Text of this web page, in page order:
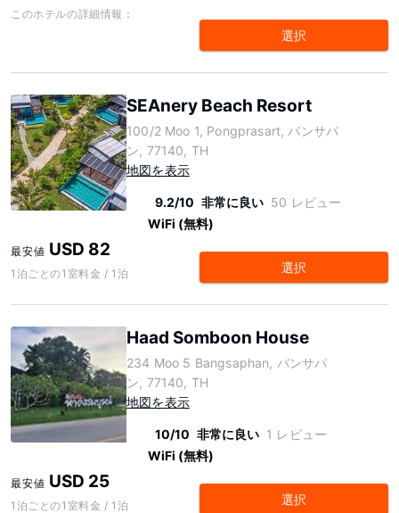
このホテルの詳細情報：
選択
SEAnery Beach Resort
100/2 Moo 1, Pongprasart, バンサパ
ン, 77140, TH
地図を表示
9.2/10 非常に良い 50 レビュー
WiFi (無料)
最安値 USD 82
1泊ごとの1室料金 / 1泊 選択
Haad Somboon House
234 Moo 5 Bangsaphan, バンサパ
ン, 77140, TH
地図を表示
10/10 非常に良い 1 レビュー
WiFi (無料)
最安値 USD 25
1泊ごとの1室料金 / 1泊 選択